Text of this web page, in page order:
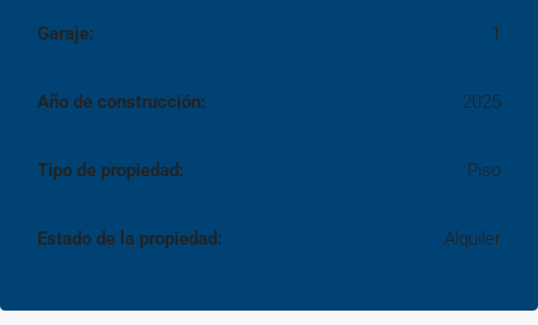
Garaje: 1
Año de construcción: 2025
Tipo de propiedad: Piso
Estado de la propiedad: Alquiler